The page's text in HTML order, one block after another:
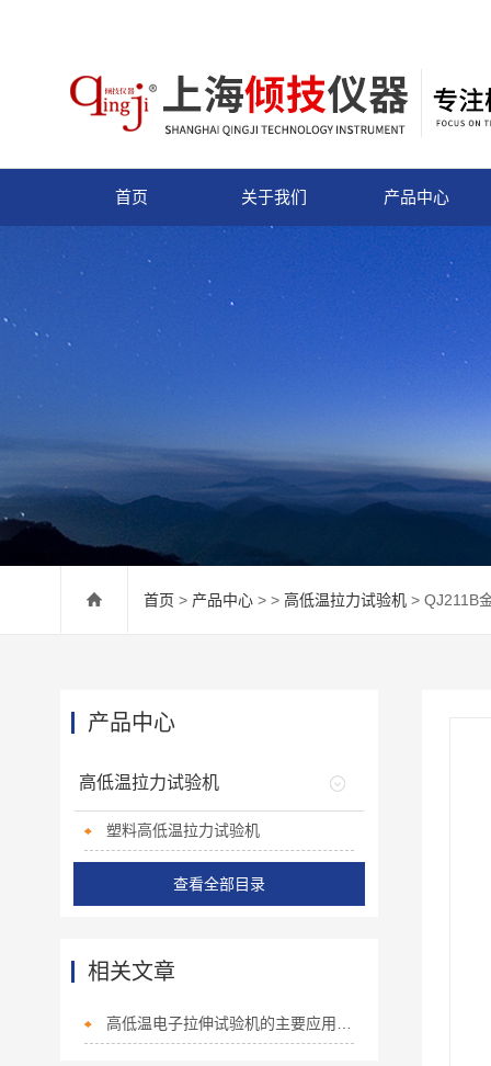
首页 关于我们 产品中心
首页 > 产品中心 > > 高低温拉力试验机 > QJ211B
产品中心
高低温拉力试验机
塑料高低温拉力试验机
查看全部目录
相关文章